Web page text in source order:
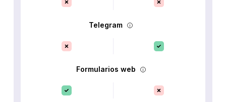
Telegram
Formularios web